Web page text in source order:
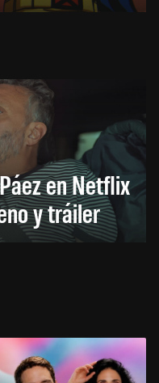
en Netflix
y tráiler